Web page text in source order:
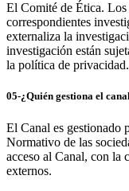
El Comité de Ética.
correspondientes
externaliza la
investigación están
la política de privacidad.
05-¿Quién gestiona el
El Canal es gestionado
Normativo de las
acceso al Canal, con la
externos.